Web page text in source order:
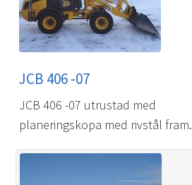
JCB 406 -07
JCB 406 -07 utrustad med
planeringskopa med rivstål fram.